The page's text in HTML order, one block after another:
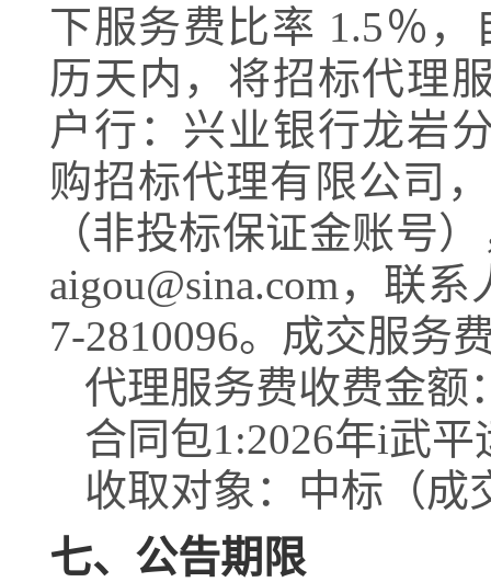
下服务费比率 1.5％
历天内，将招标代理
户行：兴业银行龙岩
购招标代理有限公司
（非投标保证金账号
aigou@sina.com，联
7-2810096。成交服务
代理服务费收费金额
合同包1:2026年i武
收取对象：中标（成
七、公告期限